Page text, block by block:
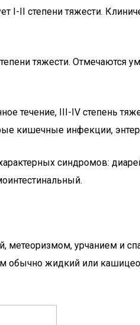
I-II степени тяжести.
тяжести.
течение, III-IV степень
кишечные инфекции,
синдромов:
урчанием и
обычно жидкий или